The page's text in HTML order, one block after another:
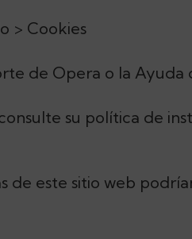
> Cookies
de Opera o la Ayuda
su política de
de este sitio web